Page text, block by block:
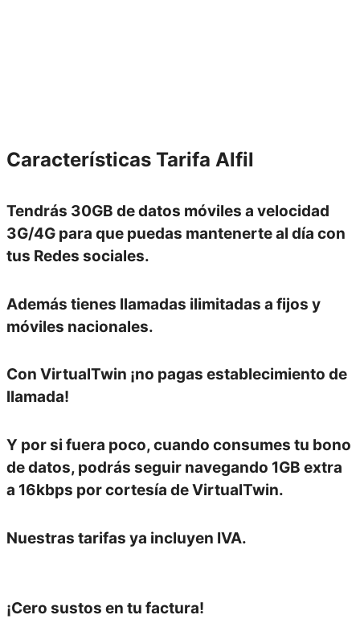
Características Tarifa Alfil
Tendrás 30GB de datos móviles a velocidad
3G/4G para que puedas mantenerte al día con
tus Redes sociales.
Además tienes llamadas ilimitadas a fijos y
móviles nacionales.
Con VirtualTwin ¡no pagas establecimiento de
llamada!
Y por si fuera poco, cuando consumes tu bono
de datos, podrás seguir navegando 1GB extra
a 16kbps por cortesía de VirtualTwin.
Nuestras tarifas ya incluyen IVA.
¡Cero sustos en tu factura!